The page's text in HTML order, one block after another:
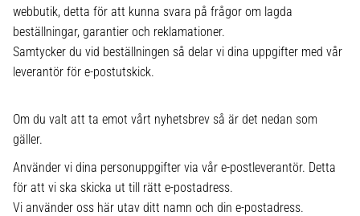
webbutik, detta för att kunna svara på frågor om lagda
beställningar, garantier och reklamationer.
Samtycker du vid beställningen så delar vi dina uppgifter med vår
leverantör för e-postutskick.
Om du valt att ta emot vårt nyhetsbrev så är det nedan som
gäller.
Använder vi dina personuppgifter via vår e-postleverantör. Detta
för att vi ska skicka ut till rätt e-postadress.
Vi använder oss här utav ditt namn och din e-postadress.